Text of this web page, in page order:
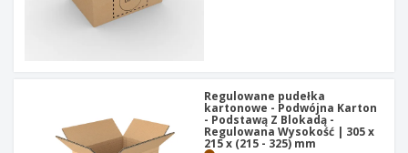
Regulowane pudełka
kartonowe - Podwójna Karton
- Podstawą Z Blokadą -
Regulowana Wysokość | 305 x
215 x (215 - 325) mm